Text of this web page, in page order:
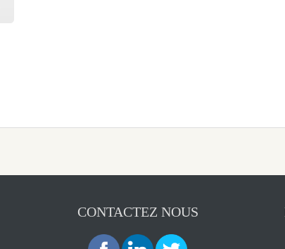
CONTACTEZ NOUS